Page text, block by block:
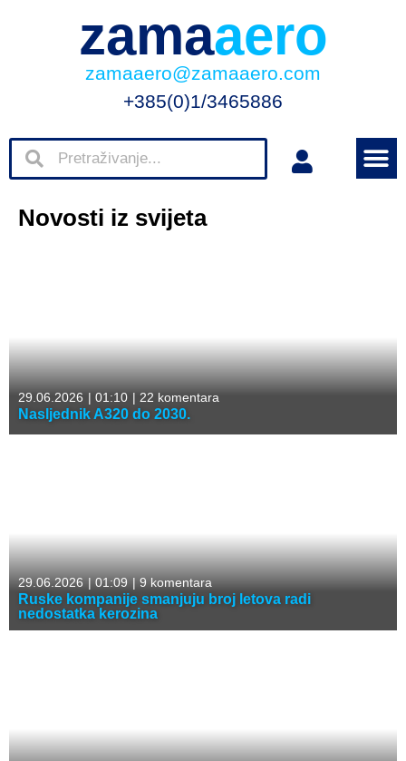
zamaaero
zamaaero@zamaaero.com
+385(0)1/3465886
Novosti iz svijeta
29.06.2026 | 01:10 | 22 komentara
Nasljednik A320 do 2030.
29.06.2026 |01:09 |9 komentara
Ruske kompanije smanjuju broj letova radi
nedostatka kerozina